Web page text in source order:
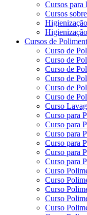
Cursos para
Cursos
Cursos de
Curso de
Curso de
Curso de
Curso de
Curso de
Curso de
Curso
Curso para
Curso para
Curso para
Curso para
Curso para
Curso para
Curso
Curso
Curso
Curso
Curso